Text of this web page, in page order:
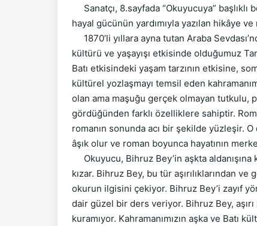
Sanatçı, 8.sayfada “Okuyucuya” başlıklı
hayal gücünün yardımıyla yazılan hikâye
1870’li yıllara ayna tutan Araba
kültürü ve yaşayışı etkisinde olduğumuz
Batı etkisindeki yaşam tarzının etkisine,
kültürel yozlaşmayı temsil eden
olan ama maşuğu gerçek olmayan tutkulu,
gördüğünden farklı özelliklere sahiptir.
romanın sonunda acı bir şekilde yüzleşir.
âşık olur ve roman boyunca hayatının
Okuyucu, Bihruz Bey’in aşkta aldanışına
kızar. Bihruz Bey, bu tür aşırılıklarından
okurun ilgisini çekiyor. Bihruz Bey’i zayıf
dair güzel bir ders veriyor. Bihruz Bey,
kuramıyor. Kahramanımızın aşka ve Batı